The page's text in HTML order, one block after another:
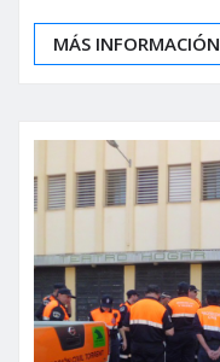
MÁS INFORMACIÓN